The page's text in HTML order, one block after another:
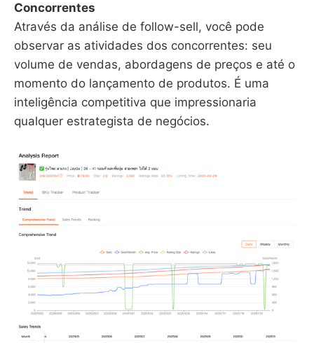
Concorrentes
Através da análise de follow-sell, você pode
observar as atividades dos concorrentes: seu
volume de vendas, abordagens de preços e até o
momento do lançamento de produtos. É uma
inteligência competitiva que impressionaria
qualquer estrategista de negócios.